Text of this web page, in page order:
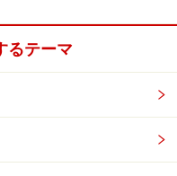
ていれば
食をとっているとき、
がした。すぐに戻った
るテーマ